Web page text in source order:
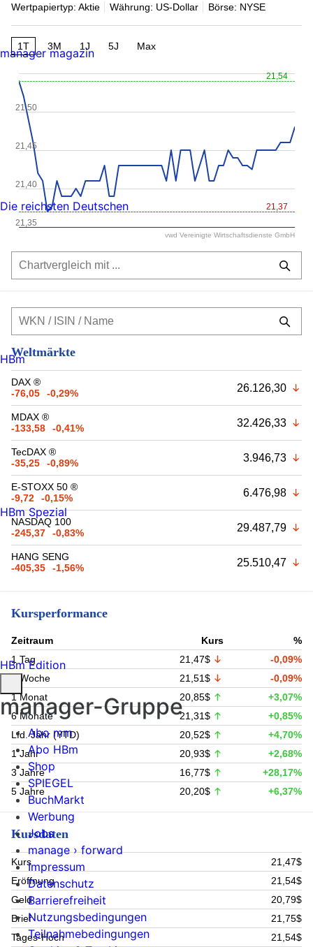
Wertpapiertyp: Aktie Währung: US-Dollar Börse: NYSE
1T 3M 1J 5J Max
21,54
21,37
21,35
21,40
21,45
21,50
vwd Vereinigte Wirtschaftsdienste GmbH
Weltmärkte
DAX ®
-76,05
-0,29% 26.126,30
MDAX ®
-133,58
-0,41% 32.426,33
TecDAX ®
-35,25
-0,89% 3.946,73
E-STOXX 50 ®
-9,72
-0,15% 6.476,98
NASDAQ 100
-245,37
-0,83% 29.487,79
HANG SENG
-405,35
-1,56% 25.510,47
Kursperformance
Zeitraum Kurs
%
1 Tag
21,47$
-0,09%
1 Woche
21,51$
-0,09%
1 Monat
20,85$
+3,07%
6 Monate
21,31$
+0,85%
Lfd. Jahr (YTD)
20,52$
+4,70%
1 Jahr
20,93$
+2,68%
3 Jahre
16,77$
+28,17%
5 Jahre
20,20$ +6,37%
Kursdaten
Kurs
21,47$
Eröffnung
21,54$
Geld
20,79$
Brief
21,75$
Tages-Hoch
21,54$
manager magazin
Die reichsten Deutschen
HBm
HBm Spezial
HBm Edition
manager-Gruppe
Abo mm
Abo HBm
Shop
SPIEGEL
BuchMarkt
Werbung
Jobs
manage › forward
Impressum
Datenschutz
Barrierefreiheit
Nutzungsbedingungen
Teilnahmebedingungen